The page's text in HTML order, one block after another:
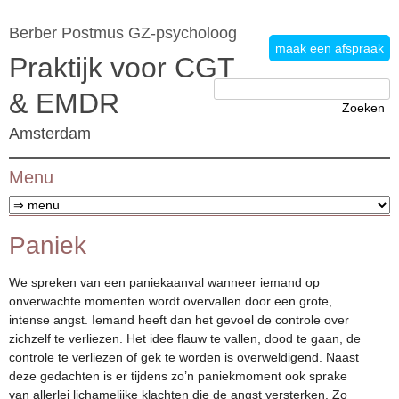
maak een afspraak
Berber Postmus GZ-psycholoog
Praktijk voor CGT
& EMDR
Amsterdam
Menu
Ga naar de inhoud
Paniek
We spreken van een paniekaanval wanneer iemand op
onverwachte momenten wordt overvallen door een grote,
intense angst. Iemand heeft dan het gevoel de controle over
zichzelf te verliezen. Het idee flauw te vallen, dood te gaan, de
controle te verliezen of gek te worden is overweldigend. Naast
deze gedachten is er tijdens zo’n paniekmoment ook sprake
van allerlei lichamelijke klachten die de angst versterken. Zo